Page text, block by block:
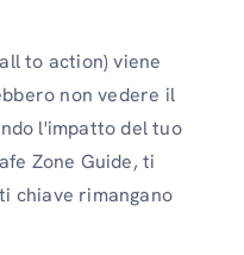
to action) viene
non vedere il
l'impatto del tuo
Zone Guide, ti
chiave rimangano